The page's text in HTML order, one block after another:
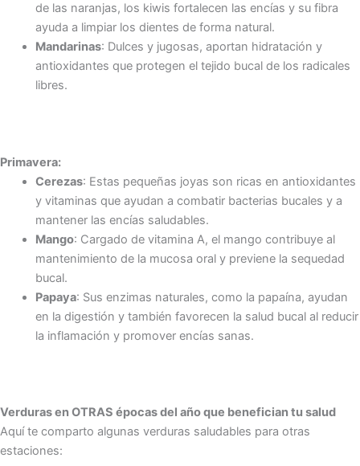
de las naranjas, los kiwis fortalecen las encías y su fibra
ayuda a limpiar los dientes de forma natural.
Mandarinas: Dulces y jugosas, aportan hidratación y
antioxidantes que protegen el tejido bucal de los radicales
libres.
Primavera:
Cerezas: Estas pequeñas joyas son ricas en antioxidantes
y vitaminas que ayudan a combatir bacterias bucales y a
mantener las encías saludables.
Mango: Cargado de vitamina A, el mango contribuye al
mantenimiento de la mucosa oral y previene la sequedad
bucal.
Papaya: Sus enzimas naturales, como la papaína, ayudan
en la digestión y también favorecen la salud bucal al reducir
la inflamación y promover encías sanas.
Verduras en OTRAS épocas del año que benefician tu salud
Aquí te comparto algunas verduras saludables para otras
estaciones: